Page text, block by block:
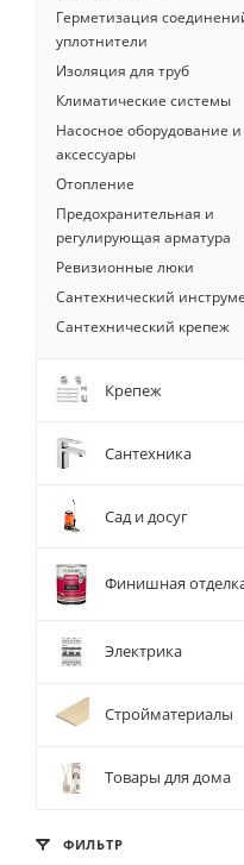
Герметизация
уплотнители
Изоляция для труб
Климатические системы
Насосное оборудование и
аксессуары
Отопление
Предохранительная и
регулирующая арматура
Ревизионные люки
Сантехнический
Сантехнический крепеж
Крепеж
Сантехника
Сад и досуг
Финишная
Электрика
Стройматериалы
Товары для дома
ФИЛЬТР